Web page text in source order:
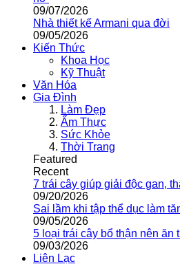
09/07/2026
Nhà thiết kế Armani qua đời
09/05/2026
Kiến Thức
Khoa Học
Kỹ Thuật
Văn Hóa
Gia Đình
Làm Đẹp
Ẩm Thực
Sức Khỏe
Thời Trang
Featured
Recent
7 trái cây giúp giải độc gan,
09/20/2026
Sai lầm khi tập thể dục làm
09/05/2026
5 loại trái cây bổ thận nên ăn
09/03/2026
Liên Lạc